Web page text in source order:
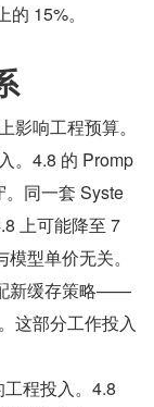
15%。
响工程预算。
。4.8 的 Promp
同一套 Syste
上可能降至 7
型单价无关。
新缓存策略——
这部分工作投入
程投入。4.8